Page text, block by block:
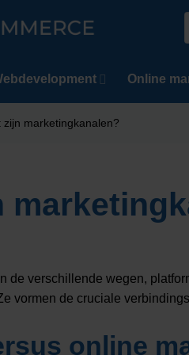
Online
zijn marketingkanalen?
de verschillende wegen,
vormen de cruciale
online